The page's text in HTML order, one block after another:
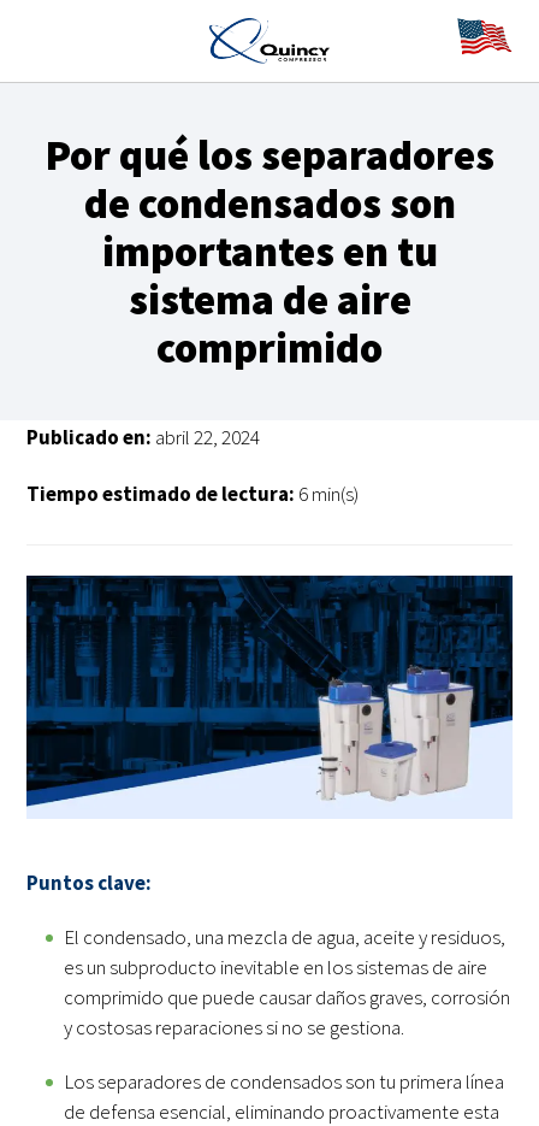
Por qué los separadores
de condensados son
importantes en tu
sistema de aire
comprimido
Publicado en: abril 22, 2024
Tiempo estimado de lectura: 6 min(s)
Puntos clave:
El condensado, una mezcla de agua, aceite y residuos,
es un subproducto inevitable en los sistemas de aire
comprimido que puede causar daños graves, corrosión
y costosas reparaciones si no se gestiona.
Los separadores de condensados son tu primera línea
de defensa esencial, eliminando proactivamente esta